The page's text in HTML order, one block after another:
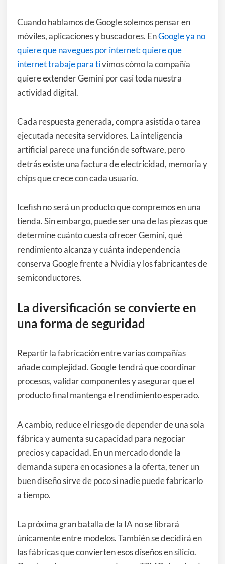
Cuando hablamos de Google solemos pensar en
móviles, aplicaciones y buscadores. EnGoogle ya no
quiere que navegues por internet: quiere que
internet trabaje para tivimos cómo la compañía
quiere extender Gemini por casi toda nuestra
actividad digital.
Cada respuesta generada, compra asistida o tarea
ejecutada necesita servidores. La inteligencia
artificial parece una función de software, pero
detrás existe una factura de electricidad, memoria y
chips que crece con cada usuario.
Icefish no será un producto que compremos en una
tienda. Sin embargo, puede ser una de las piezas que
determine cuánto cuesta ofrecer Gemini, qué
rendimiento alcanza y cuánta independencia
conserva Google frente a Nvidia y los fabricantes de
semiconductores.
La diversificación se convierte en
una forma de seguridad
Repartir la fabricación entre varias compañías
añade complejidad. Google tendrá que coordinar
procesos, validar componentes y asegurar que el
producto final mantenga el rendimiento esperado.
A cambio, reduce el riesgo de depender de una sola
fábrica y aumenta su capacidad para negociar
precios y capacidad. En un mercado donde la
demanda supera en ocasiones a la oferta, tener un
buen diseño sirve de poco si nadie puede fabricarlo
a tiempo.
La próxima gran batalla de la IA no se librará
únicamente entre modelos. También se decidirá en
las fábricas que convierten esos diseños en silicio.